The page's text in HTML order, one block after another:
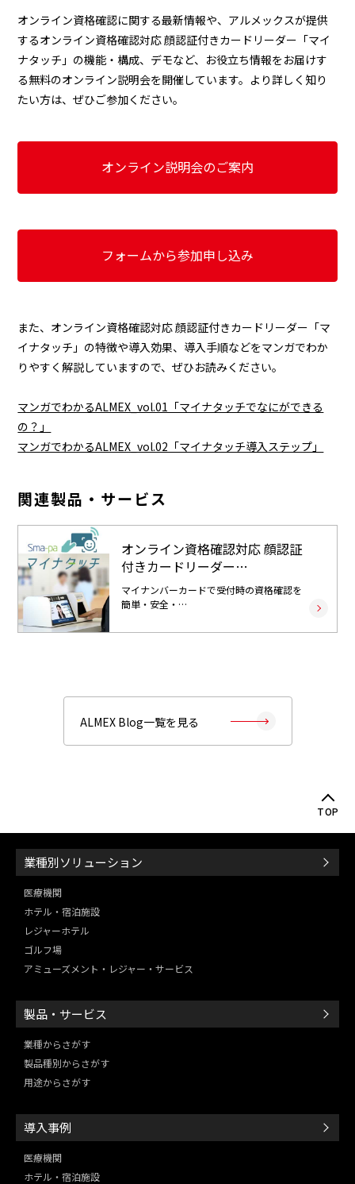
オンライン資格確認に関する最新情報や、アルメックスが提供
するオンライン資格確認対応 顔認証付きカードリーダー「マイ
ナタッチ」の機能・構成、デモなど、お役立ち情報をお届けす
る無料のオンライン説明会を開催しています。より詳しく知り
たい方は、ぜひご参加ください。
オンライン説明会のご案内
フォームから参加申し込み
また、オンライン資格確認対応 顔認証付きカードリーダー「マ
イナタッチ」の特徴や導入効果、導入手順などをマンガでわか
りやすく解説していますので、ぜひお読みください。
マンガでわかるALMEX_vol.01「マイナタッチでなにができる
の？」
マンガでわかるALMEX_vol.02「マイナタッチ導入ステップ」
関連製品・サービス
オンライン資格確認対応 顔認証
付きカードリーダー…
マイナンバーカードで受付時の資格確認を
簡単・安全・…
ALMEX Blog一覧を見る
TOP
業種別ソリューション
医療機関
ホテル・宿泊施設
レジャーホテル
ゴルフ場
アミューズメント・レジャー・ サービス
製品・サービス
業種からさがす
製品種別からさがす
用途からさがす
導入事例
医療機関
ホテル・宿泊施設